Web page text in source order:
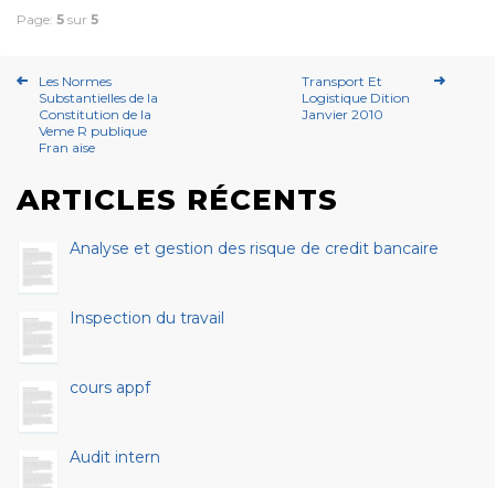
Page: 5 sur 5
Les Normes
Substantielles de la
Constitution de la
Veme R publique
Fran aise
Transport Et
Logistique Dition
Janvier 2010
ARTICLES RÉCENTS
Analyse et gestion des risque de credit bancaire
Inspection du travail
cours appf
Audit intern